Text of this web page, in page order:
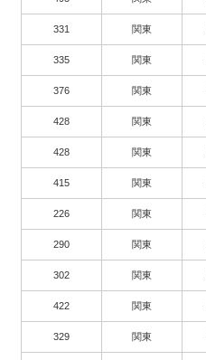
331 関東
335 関東
376 関東
428 関東
428 関東
415 関東
226 関東
290 関東
302 関東
422 関東
329 関東